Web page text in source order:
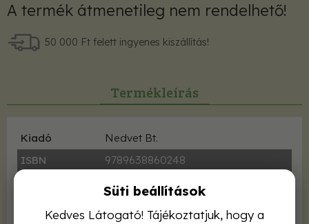
A termék átmenetileg nem rendelhető!
50 000 Ft felett ingyenes kiszállítás!
Termékleírás
Kiadó
Nedvet Bt.
ISBN
9789638860248
kötve
Süti beállítások
Kedves Látogató! Tájékoztatjuk, hogy a